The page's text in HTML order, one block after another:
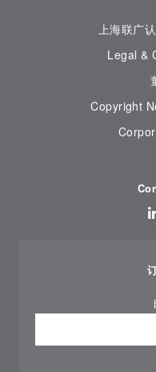
上海联广
Legal &
Copyright